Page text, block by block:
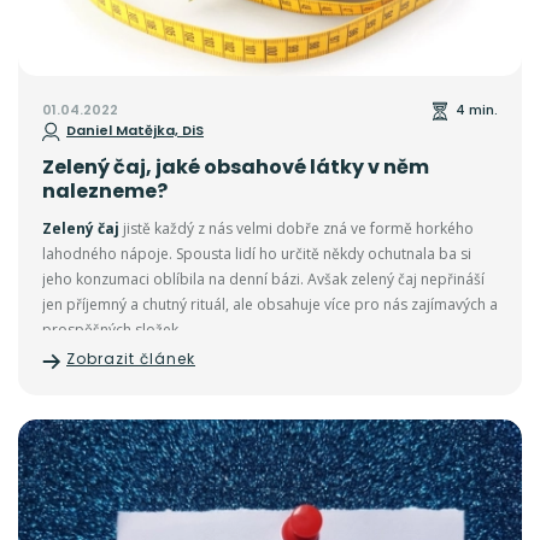
01.04.2022
Daniel Matějka, DiS
4 min.
Zelený čaj, jaké obsahové látky v něm
nalezneme?
Zelený čaj jistě každý z nás velmi dobře zná ve formě horkého
lahodného nápoje. Spousta lidí ho určitě někdy ochutnala ba si
jeho konzumaci oblíbila na denní bázi. Avšak zelený čaj nepřináší
jen příjemný a chutný rituál, ale obsahuje více pro nás zajímavých a
prospěšných složek.
Zobrazit článek